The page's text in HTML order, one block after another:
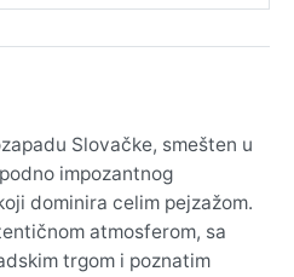
Slovačke, smešten u
impozantnog
dominira celim pejzažom.
atmosferom, sa
trgom i poznatim